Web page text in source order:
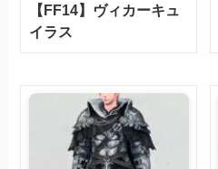
【FF14】ヴィカーキュ
イラス